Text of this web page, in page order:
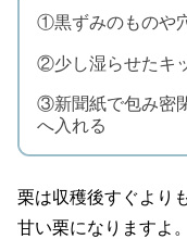
①黒ずみのものや
②少し湿らせたキ
③新聞紙で包み密
へ入れる
栗は収穫後すぐより
甘い栗になりますよ。